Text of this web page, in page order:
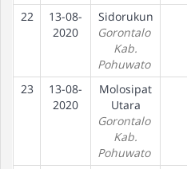
22
13-08-
2020
Sidorukun
Gorontalo
Kab.
Pohuwato
23
13-08-
2020
Molosipat
Utara
Gorontalo
Kab.
Pohuwato